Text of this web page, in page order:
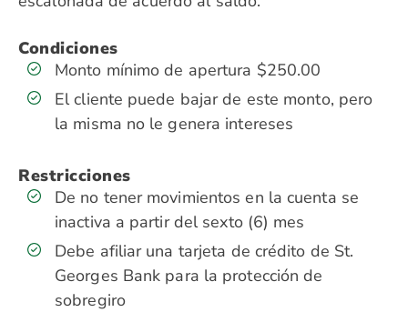
Condiciones
Monto mínimo de apertura $250.00
El cliente puede bajar de este monto, pero
la misma no le genera intereses
Restricciones
De no tener movimientos en la cuenta se
inactiva a partir del sexto (6) mes
Debe afiliar una tarjeta de crédito de St.
Georges Bank para la protección de
sobregiro